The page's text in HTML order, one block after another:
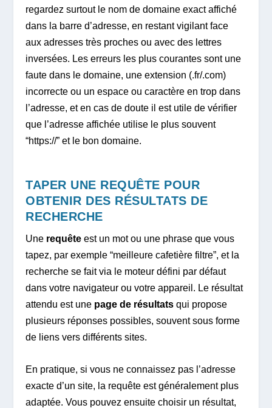
regardez surtout le nom de domaine exact affiché
dans la barre d’adresse, en restant vigilant face
aux adresses très proches ou avec des lettres
inversées. Les erreurs les plus courantes sont une
faute dans le domaine, une extension (.fr/.com)
incorrecte ou un espace ou caractère en trop dans
l’adresse, et en cas de doute il est utile de vérifier
que l’adresse affichée utilise le plus souvent
“https://” et le bon domaine.
TAPER UNE REQUÊTE POUR
OBTENIR DES RÉSULTATS DE
RECHERCHE
Une requête est un mot ou une phrase que vous
tapez, par exemple “meilleure cafetière filtre”, et la
recherche se fait via le moteur défini par défaut
dans votre navigateur ou votre appareil. Le résultat
attendu est une page de résultats qui propose
plusieurs réponses possibles, souvent sous forme
de liens vers différents sites.
En pratique, si vous ne connaissez pas l’adresse
exacte d’un site, la requête est généralement plus
adaptée. Vous pouvez ensuite choisir un résultat,